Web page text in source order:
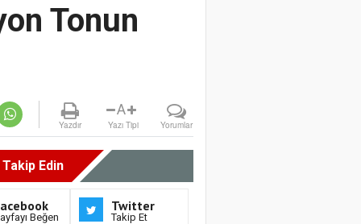
Tonun
Yazdır
A
Yazı Tipi Yorumlar
Edin
Beğen
Twitter
Takip Et